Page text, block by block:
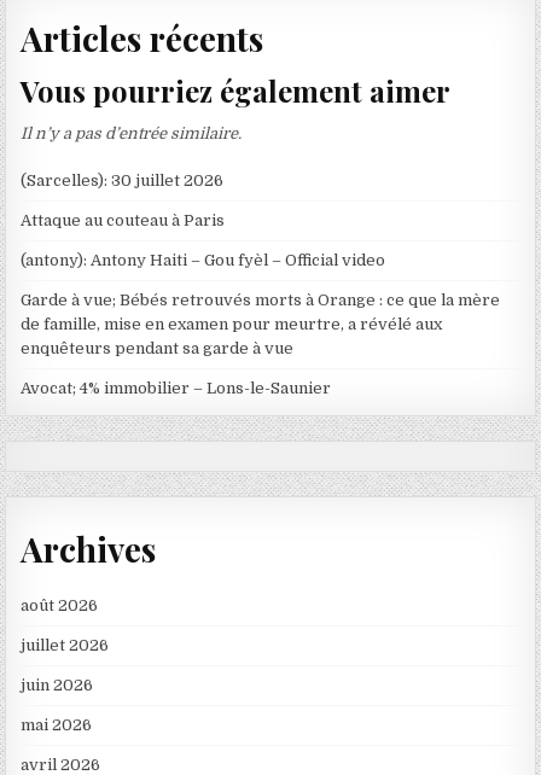
Articles récents
Vous pourriez également aimer
Il n’y a pas d’entrée similaire.
(Sarcelles): 30 juillet 2026
Attaque au couteau à Paris
(antony): Antony Haiti – Gou fyèl – Official video
Garde à vue; Bébés retrouvés morts à Orange : ce que la mère
de famille, mise en examen pour meurtre, a révélé aux
enquêteurs pendant sa garde à vue
Avocat; 4% immobilier – Lons-le-Saunier
Archives
août 2026
juillet 2026
juin 2026
mai 2026
avril 2026